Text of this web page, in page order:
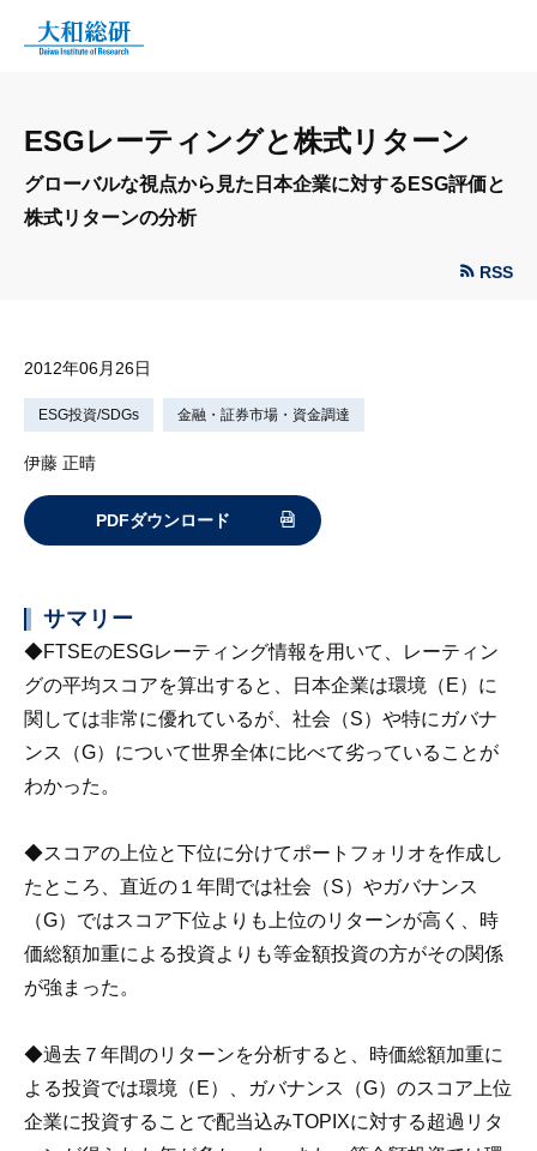
ESGレーティングと株式リターン
グローバルな視点から見た日本企業に対するESG評価と
株式リターンの分析
RSS
2012年06月26日
ESG投資/SDGs 金融・証券市場・資金調達
伊藤 正晴
PDFダウンロード
サマリー
◆FTSEのESGレーティング情報を用いて、レーティン
グの平均スコアを算出すると、日本企業は環境（E）に
関しては非常に優れているが、社会（S）や特にガバナ
ンス（G）について世界全体に比べて劣っていることが
わかった。
◆スコアの上位と下位に分けてポートフォリオを作成し
たところ、直近の１年間では社会（S）やガバナンス
（G）ではスコア下位よりも上位のリターンが高く、時
価総額加重による投資よりも等金額投資の方がその関係
が強まった。
◆過去７年間のリターンを分析すると、時価総額加重に
よる投資では環境（E）、ガバナンス（G）のスコア上位
企業に投資することで配当込みTOPIXに対する超過リタ